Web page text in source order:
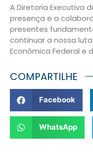
A Diretoria Executiva
presença e a
presentes
continuar a nossa
Econômica Federal e
COMPARTILHE
Facebook
WhatsApp